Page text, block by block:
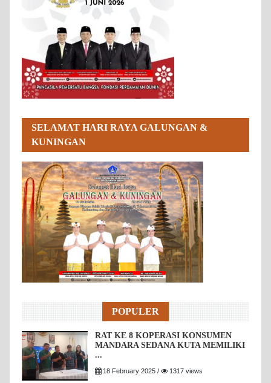
SELAMAT HARI RAYA GALUNGAN &
KUNINGAN
POPULER
RAT KE 8 KOPERASI KONSUMEN
MANDARA SEDANA KUTA MEMILIKI
...
18 February 2025 / 1317 views